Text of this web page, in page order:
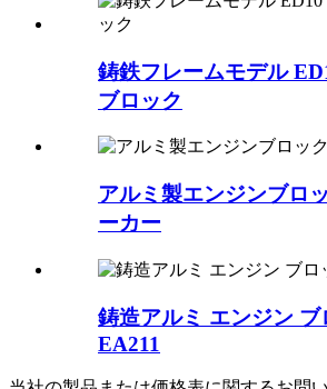
鋳鉄フレームモデル
ブロック
アルミ製エンジンブロ
ーカー
鋳造アルミ エンジン ブ
EA211